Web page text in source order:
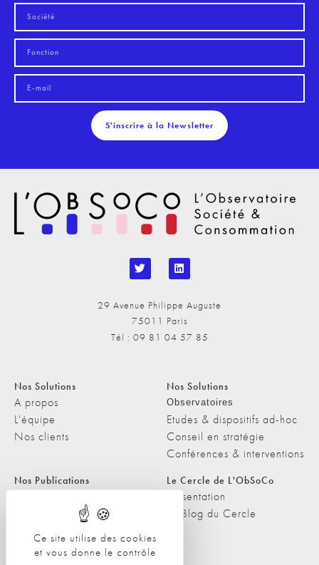
Ce site utilise des cookies
et vous donne le contrôle
S'inscrire à la Newsletter
29 Avenue Philippe Auguste
75011 Paris
Tél : 09 81 04 57 85
Nos Solutions
A propos
L'équipe
Nos clients
Nos Solutions
Observatoires
Etudes & dispositifs ad-hoc
Conseil en stratégie
Conférences & interventions
Nos Publications
Les Podcasts de L'ObSoCo
L'ObSoCo dans les médias
Le Cercle de L'ObSoCo
Présentation
Le Blog du Cercle
Contacts